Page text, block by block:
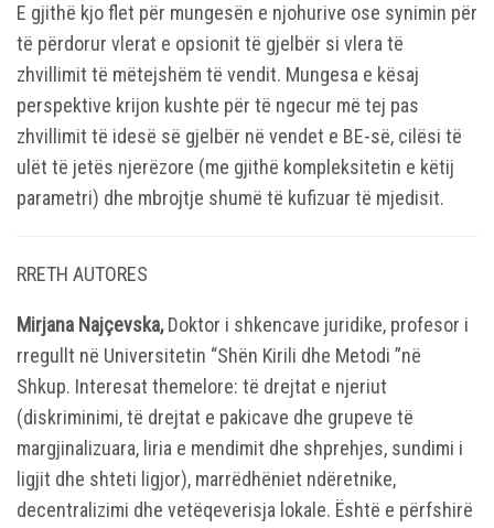
E gjithë kjo flet për mungesën e njohurive ose synimin për
të përdorur vlerat e opsionit të gjelbër si vlera të
zhvillimit të mëtejshëm të vendit. Mungesa e kësaj
perspektive krijon kushte për të ngecur më tej pas
zhvillimit të idesë së gjelbër në vendet e BE-së, cilësi të
ulët të jetës njerëzore (me gjithë kompleksitetin e këtij
parametri) dhe mbrojtje shumë të kufizuar të mjedisit.
RRETH AUTORES
Mirjana Najçevska,Doktor i shkencave juridike, profesor i
rregullt në Universitetin “Shën Kirili dhe Metodi ”në
Shkup. Interesat themelore: të drejtat e njeriut
(diskriminimi, të drejtat e pakicave dhe grupeve të
margjinalizuara, liria e mendimit dhe shprehjes, sundimi i
ligjit dhe shteti ligjor), marrëdhëniet ndëretnike,
decentralizimi dhe vetëqeverisja lokale. Është e përfshirë